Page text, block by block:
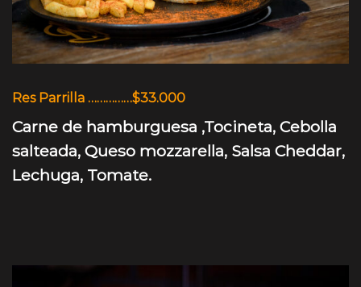
Res Parrilla ……………$33.000
Carne de hamburguesa ,Tocineta, Cebolla
salteada, Queso mozzarella, Salsa Cheddar,
Lechuga, Tomate.